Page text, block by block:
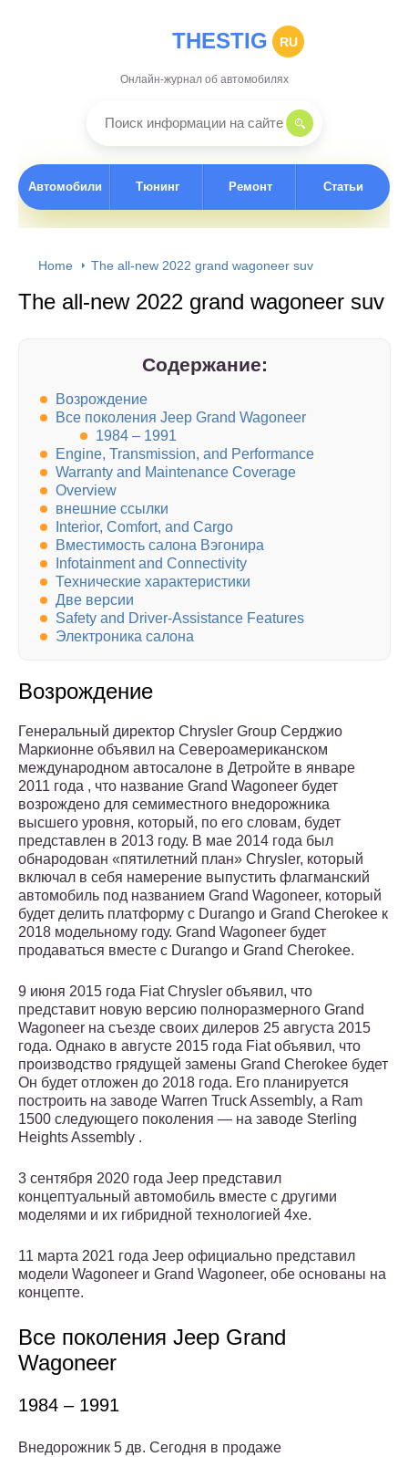
THESTIG RU
Онлайн-журнал об автомобилях
Автомобили Тюнинг Ремонт Статьи
Home The all-new 2022 grand wagoneer suv
The all-new 2022 grand wagoneer suv
Содержание:
Возрождение
Все поколения Jeep Grand Wagoneer
1984 – 1991
Engine, Transmission, and Performance
Warranty and Maintenance Coverage
Overview
внешние ссылки
Interior, Comfort, and Cargo
Вместимость салона Вэгонира
Infotainment and Connectivity
Технические характеристики
Две версии
Safety and Driver-Assistance Features
Электроника салона
Возрождение
Генеральный директор Chrysler Group Серджио
Маркионне объявил на Североамериканском
международном автосалоне в Детройте в январе
2011 года , что название Grand Wagoneer будет
возрождено для семиместного внедорожника
высшего уровня, который, по его словам, будет
представлен в 2013 году. В мае 2014 года был
обнародован «пятилетний план» Chrysler, который
включал в себя намерение выпустить флагманский
автомобиль под названием Grand Wagoneer, который
будет делить платформу с Durango и Grand Cherokee к
2018 модельному году. Grand Wagoneer будет
продаваться вместе с Durango и Grand Cherokee.
9 июня 2015 года Fiat Chrysler объявил, что
представит новую версию полноразмерного Grand
Wagoneer на съезде своих дилеров 25 августа 2015
года. Однако в августе 2015 года Fiat объявил, что
производство грядущей замены Grand Cherokee будет
Он будет отложен до 2018 года. Его планируется
построить на заводе Warren Truck Assembly, а Ram
1500 следующего поколения — на заводе Sterling
Heights Assembly .
3 сентября 2020 года Jeep представил
концептуальный автомобиль вместе с другими
моделями и их гибридной технологией 4xe.
11 марта 2021 года Jeep официально представил
модели Wagoneer и Grand Wagoneer, обе основаны на
концепте.
Все поколения Jeep Grand
Wagoneer
1984 – 1991
Внедорожник 5 дв. Сегодня в продаже